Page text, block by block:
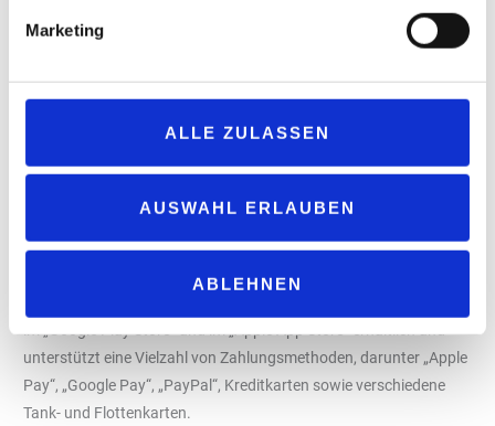
Marketing
ALLE ZULASSEN
AUSWAHL ERLAUBEN
ABLEHNEN
Philip Blatter, Geschäftsführer von „Pace Telematics“, erklärt: „Mit
der Einführung von Mobile Payment bei OIL! machen wir digitales
Schritt jetzt geht, zeigt, wie wichtig innovative und
kundenfreundliche Lösungen im Tankstellenmarkt heutzutage
Mit der erfolgreichen Anbindung der OIL! Tankstellen wächst das
„Pace“-Netzwerk weiter und macht Mobile Payment für noch
unterstützt eine Vielzahl von Zahlungsmethoden, darunter „Apple
Pay“, „Google Pay“, „PayPal“, Kreditkarten sowie verschiedene
Tank- und Flottenkarten.